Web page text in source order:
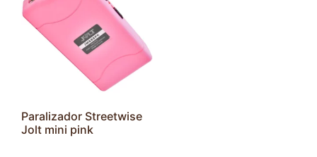
Paralizador Streetwise
Jolt mini pink